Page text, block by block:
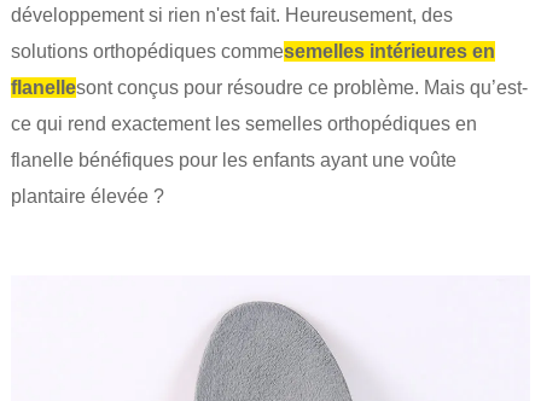
développement si rien n'est fait. Heureusement, des
solutions orthopédiques commesemelles intérieures en
flanellesont conçus pour résoudre ce problème. Mais qu’est-
ce qui rend exactement les semelles orthopédiques en
flanelle bénéfiques pour les enfants ayant une voûte
plantaire élevée ?